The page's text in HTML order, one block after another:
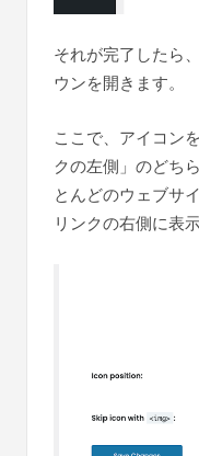
それが完了したら
ウンを開きます。
ここで、アイコン
クの左側」のどち
とんどのウェブサ
リンクの右側に表